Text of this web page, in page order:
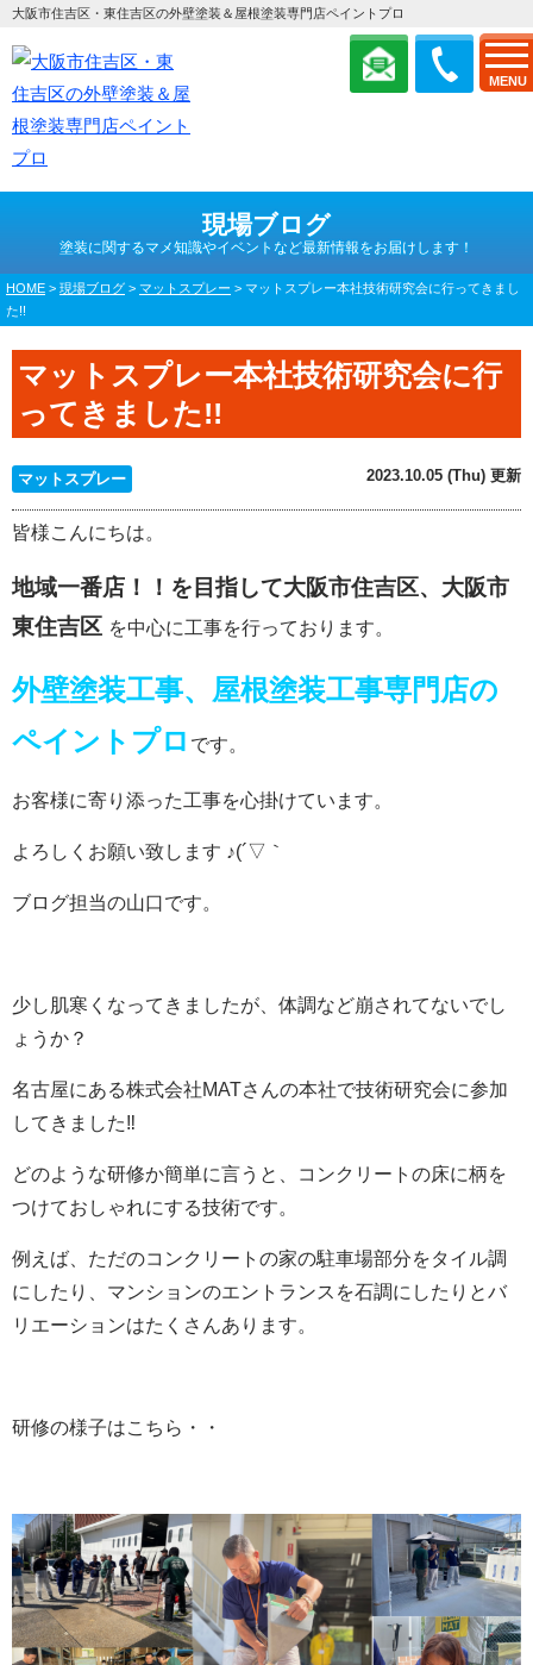
MENU
大阪市住吉区・東住吉区の外壁塗装＆屋根塗装専門店ペイントプロ
現場ブログ
塗装に関するマメ知識やイベントなど最新情報をお届けします！
HOME > 現場ブログ > マットスプレー > マットスプレー本社技術研究会に行ってきまし
た!!
マットスプレー本社技術研究会に行
ってきました!!
マットスプレー 2023.10.05 (Thu) 更新
皆様こんにちは。
地域一番店！！を目指して大阪市住吉区、大阪市
東住吉区 を中心に工事を行っております。
外壁塗装工事、屋根塗装工事専門店の
ペイントプロ です。
お客様に寄り添った工事を心掛けています。
よろしくお願い致します ♪(´▽｀
ブログ担当の山口です。
少し肌寒くなってきましたが、体調など崩されてないでし
ょうか？
名古屋にある株式会社MATさんの本社で技術研究会に参加
してきました‼
どのような研修か簡単に言うと、コンクリートの床に柄を
つけておしゃれにする技術です。
例えば、ただのコンクリートの家の駐車場部分をタイル調
にしたり、マンションのエントランスを石調にしたりとバ
リエーションはたくさんあります。
研修の様子はこちら・・